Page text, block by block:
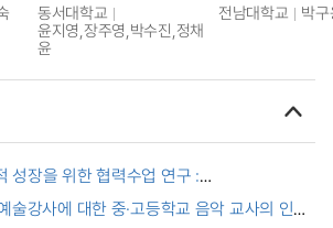
동서대학교
윤지영,장주영,박수진,정채
윤
전남대학교 박
성장을 위한 협력수업 연구 :
·고등학교 음악 교사의 인식